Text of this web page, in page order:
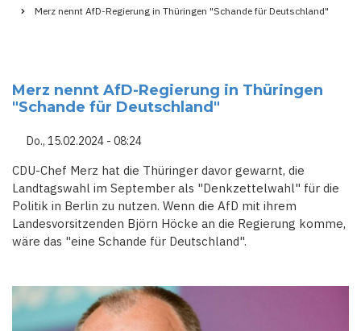
Merz nennt AfD-Regierung in Thüringen "Schande für Deutschland"
Merz nennt AfD-Regierung in Thüringen
"Schande für Deutschland"
Do., 15.02.2024 - 08:24
CDU-Chef Merz hat die Thüringer davor gewarnt, die
Landtagswahl im September als "Denkzettelwahl" für die
Politik in Berlin zu nutzen. Wenn die AfD mit ihrem
Landesvorsitzenden Björn Höcke an die Regierung komme,
wäre das "eine Schande für Deutschland".